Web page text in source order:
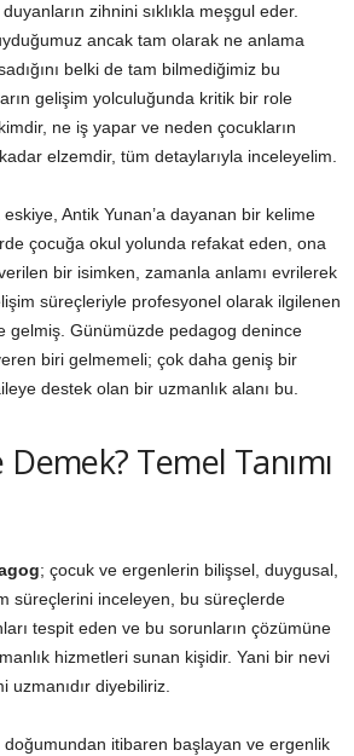
zihnini sıklıkla meşgul eder.
ancak tam olarak ne anlama
belki de tam bilmediğimiz bu
gelişim yolculuğunda kritik bir role
ne iş yapar ve neden çocukların
elzemdir, tüm detaylarıyla inceleyelim.
Antik Yunan’a dayanan bir kelime
çocuğa okul yolunda refakat eden, ona
bir isimken, zamanla anlamı evrilerek
süreçleriyle profesyonel olarak ilgilenen
gelmiş. Günümüzde pedagog denince
biri gelmemeli; çok daha geniş bir
destek olan bir uzmanlık alanı bu.
Temel Tanımı
; çocuk ve ergenlerin bilişsel, duygusal,
süreçlerini inceleyen, bu süreçlerde
tespit eden ve bu sorunların çözümüne
hizmetleri sunan kişidir. Yani bir nevi
uzmanıdır diyebiliriz.
doğumundan itibaren başlayan ve ergenlik